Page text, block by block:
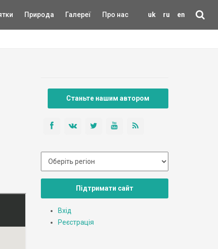
uk ru en
Природа Галереї Про нас
Станьте нашим автором
Підтримати сайт
Вхід
Реєстрація